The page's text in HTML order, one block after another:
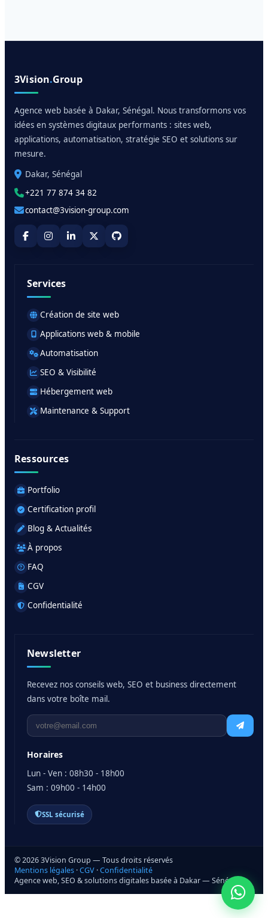
3Vision.Group
Agence web basée à Dakar, Sénégal. Nous transformons vos
idées en systèmes digitaux performants : sites web,
applications, automatisation, stratégie SEO et solutions sur
mesure.
Dakar, Sénégal
+221 77 874 34 82
contact@3vision-group.com
Services
Création de site web
Applications web & mobile
Automatisation
SEO & Visibilité
Hébergement web
Maintenance & Support
Ressources
Portfolio
Certification profil
Blog & Actualités
À propos
FAQ
CGV
Confidentialité
Newsletter
Recevez nos conseils web, SEO et business directement
dans votre boîte mail.
Horaires
Lun - Ven : 08h30 - 18h00
Sam : 09h00 - 14h00
SSL sécurisé
© 2026 3Vision Group — Tous droits réservés
Mentions légales ·CGV ·Confidentialité
Agence web, SEO & solutions digitales basée à Dakar — Sénégal